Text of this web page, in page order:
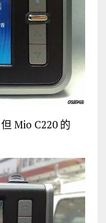
Mio C220 的